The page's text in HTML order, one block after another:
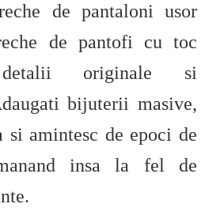
de pantaloni usor
de pantofi cu toc
originale si
bijuterii masive,
si amintesc de epoci de
insa la fel de